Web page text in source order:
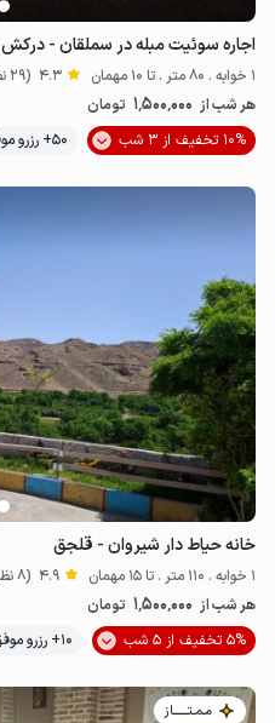
اجاره سوئیت مبله در سملقان - درکش
1 خوابه . 80 متر . تا 10 مهمان 4.3 (29 نظر)
هر شب از 1٬500٬000 تومان
10% تخفیف از 3 شب
50+ رزرو موفق
خانه حیاط دار شیروان - قلجق
1 خوابه . 110 متر . تا 15 مهمان 4.9 (8 نظر)
هر شب از 1٬500٬000 تومان
5% تخفیف از 5 شب
10+ رزرو موفق
مـمـتــــــاز